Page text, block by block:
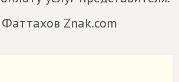
Znak.com